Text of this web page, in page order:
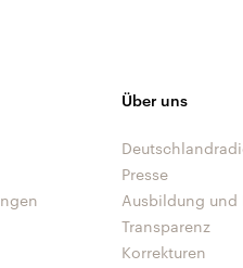
Über uns
Presse
Ausbildung und
Transparenz
Korrekturen